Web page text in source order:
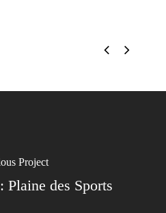
Project
Plaine des Sports